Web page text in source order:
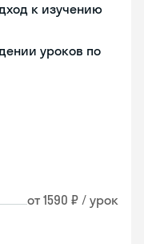
к изучению
уроков по
от 1590 ₽ / урок